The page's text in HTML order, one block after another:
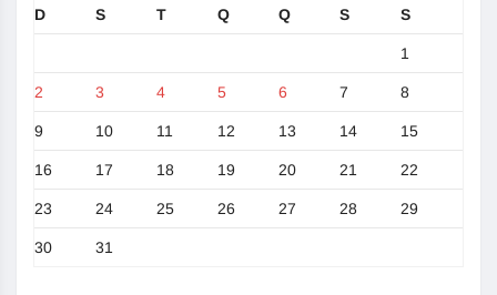
D S T Q Q S S
1
2 3 4 5 6 7 8
9 10 11 12 13 14 15
16 17 18 19 20 21 22
23 24 25 26 27 28 29
30 31